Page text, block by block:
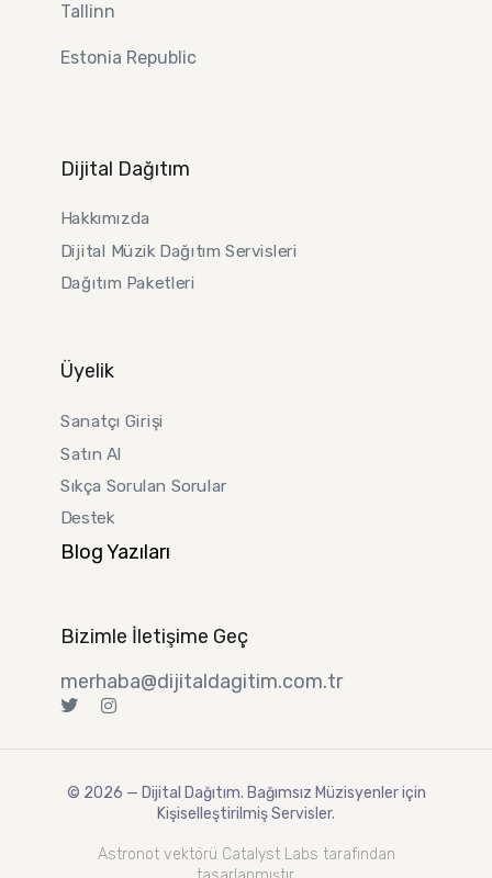
Tallinn
Estonia Republic
Dijital Dağıtım
Hakkımızda
Dijital Müzik Dağıtım Servisleri
Dağıtım Paketleri
Üyelik
Sanatçı Girişi
Satın Al
Sıkça Sorulan Sorular
Destek
Blog Yazıları
Bizimle İletişime Geç
merhaba@dijitaldagitim.com.tr
©️ 2026 — Dijital Dağıtım. Bağımsız Müzisyenler için
Kişiselleştirilmiş Servisler.
Astronot vektörü Catalyst Labs tarafından